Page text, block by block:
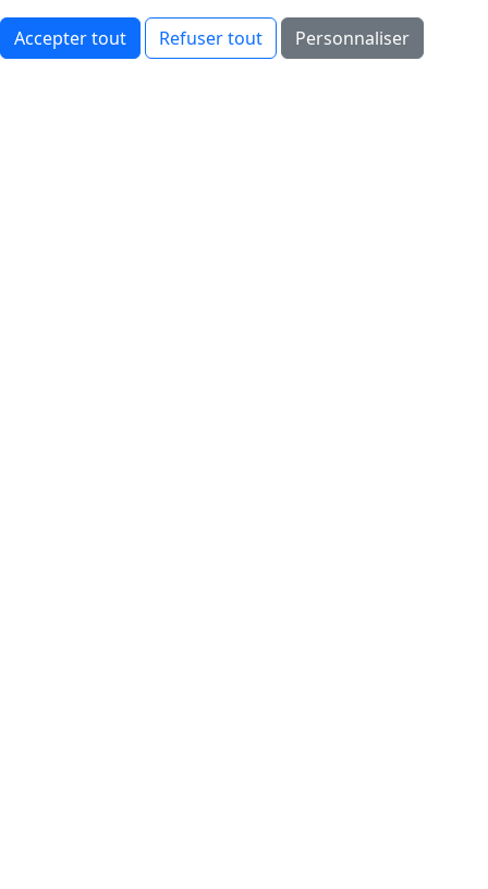
Accepter tout Refuser tout Personnaliser